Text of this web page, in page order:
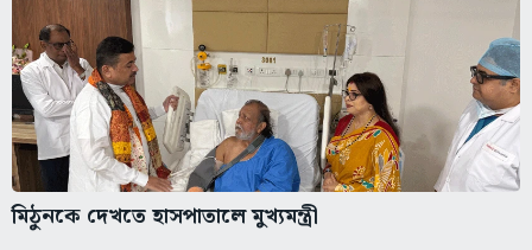
মিঠুনকে দেখতে হাসপাতালে মুখ্যমন্ত্রী